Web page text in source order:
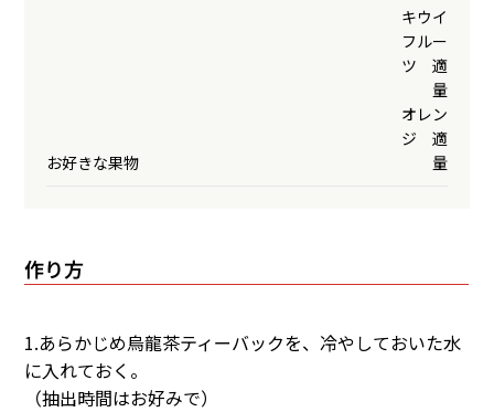
お好きな果物
キウイ
フルー
ツ 適
量
オレン
ジ 適
量
作り方
1.あらかじめ烏龍茶ティーバックを、冷やしておいた水
に入れておく。
（抽出時間はお好みで）